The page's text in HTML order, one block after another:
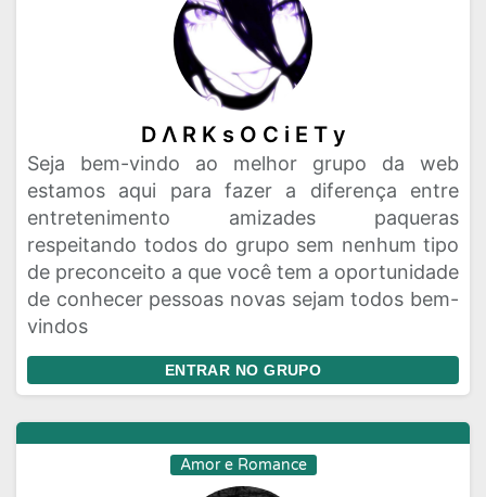
D Λ R K s O C i E T y
Seja bem-vindo ao melhor grupo da web
estamos aqui para fazer a diferença entre
entretenimento amizades paqueras
respeitando todos do grupo sem nenhum tipo
de preconceito a que você tem a oportunidade
de conhecer pessoas novas sejam todos bem-
vindos
ENTRAR NO GRUPO
Amor e Romance